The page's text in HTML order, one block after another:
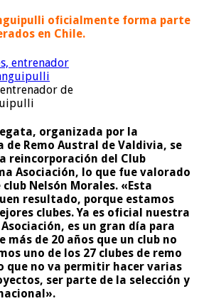
oficialmente forma parte
en Chile.
de
organizada por la
de Remo Austral de Valdivia, se
reincorporación del Club
Asociación, lo que fue valorado
Nelsón Morales. «Esta
resultado, porque estamos
clubes. Ya es oficial nuestra
es un gran día para
más de 20 años que un club no
uno de los 27 clubes de remo
que no va permitir hacer varias
ser parte de la selección y